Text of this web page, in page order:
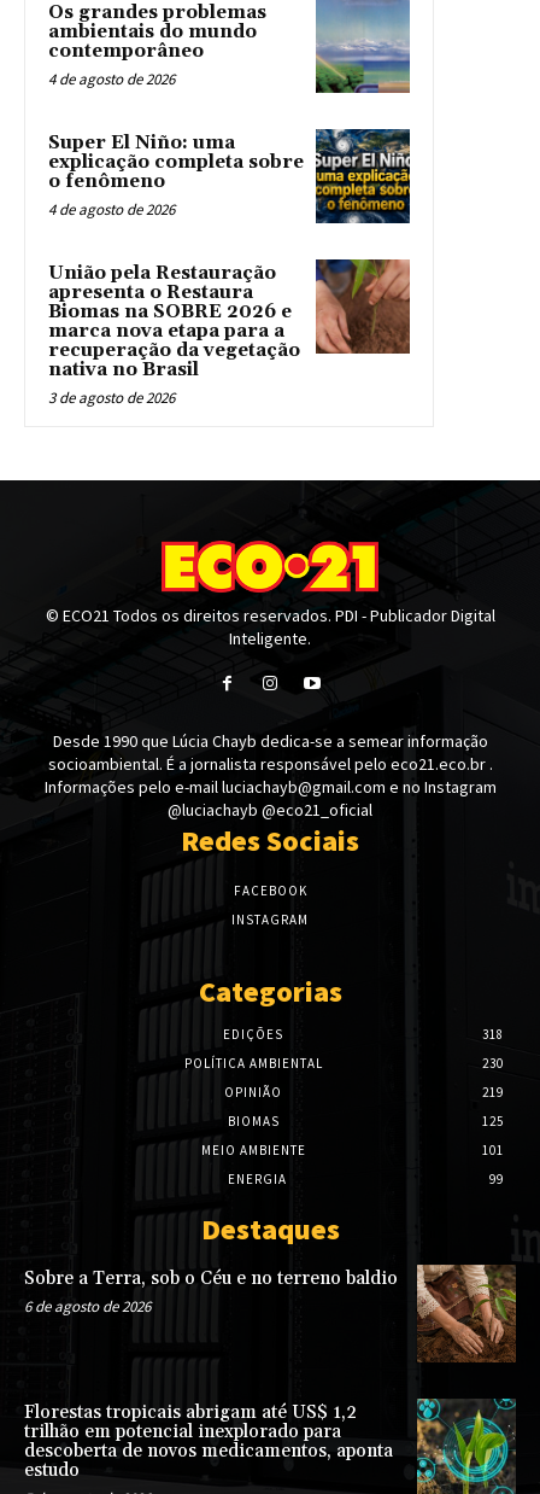
Os grandes problemas
ambientais do mundo
contemporâneo
4 de agosto de 2026
Super El Niño: uma
explicação completa sobre
o fenômeno
4 de agosto de 2026
União pela Restauração
apresenta o Restaura
Biomas na SOBRE 2026 e
marca nova etapa para a
recuperação da vegetação
nativa no Brasil
3 de agosto de 2026
© ECO21 Todos os direitos reservados. PDI - Publicador Digital
Inteligente.
Desde 1990 que Lúcia Chayb dedica-se a semear informação
socioambiental. É a jornalista responsável pelo eco21.eco.br .
Informações pelo e-mail luciachayb@gmail.com e no Instagram
@luciachayb @eco21_oficial
Redes Sociais
FACEBOOK
INSTAGRAM
Categorias
EDIÇÕES
318
POLÍTICA AMBIENTAL
230
OPINIÃO
219
BIOMAS
125
MEIO AMBIENTE
101
ENERGIA
99
Destaques
Sobre a Terra, sob o Céu e no terreno baldio
6 de agosto de 2026
Florestas tropicais abrigam até US$ 1,2
trilhão em potencial inexplorado para
descoberta de novos medicamentos, aponta
estudo